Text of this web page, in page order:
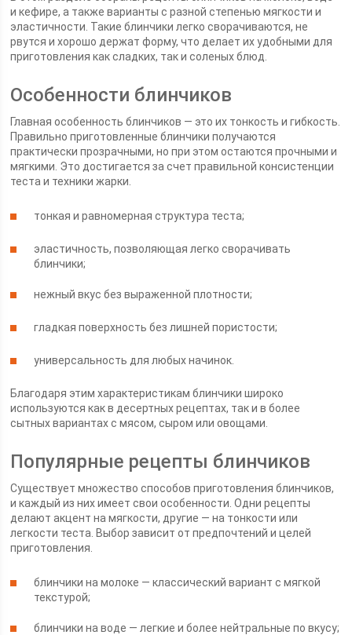
и кефире, а также варианты с разной степенью мягкости и
эластичности. Такие блинчики легко сворачиваются, не
рвутся и хорошо держат форму, что делает их удобными для
приготовления как сладких, так и соленых блюд.
Особенности блинчиков
Главная особенность блинчиков — это их тонкость и гибкость.
Правильно приготовленные блинчики получаются
практически прозрачными, но при этом остаются прочными и
мягкими. Это достигается за счет правильной консистенции
теста и техники жарки.
тонкая и равномерная структура теста;
эластичность, позволяющая легко сворачивать
блинчики;
нежный вкус без выраженной плотности;
гладкая поверхность без лишней пористости;
универсальность для любых начинок.
Благодаря этим характеристикам блинчики широко
используются как в десертных рецептах, так и в более
сытных вариантах с мясом, сыром или овощами.
Популярные рецепты блинчиков
Существует множество способов приготовления блинчиков,
и каждый из них имеет свои особенности. Одни рецепты
делают акцент на мягкости, другие — на тонкости или
легкости теста. Выбор зависит от предпочтений и целей
приготовления.
блинчики на молоке — классический вариант с мягкой
текстурой;
блинчики на воде — легкие и более нейтральные по вкусу;